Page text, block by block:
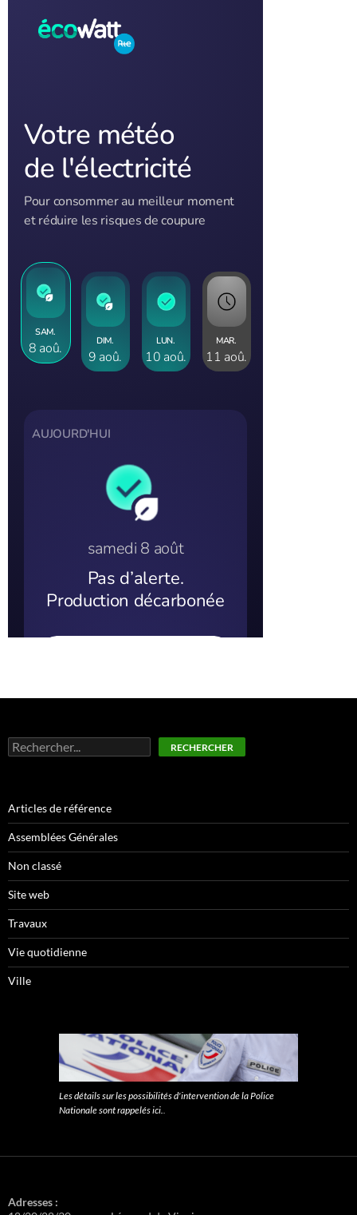
Rechercher RECHERCHER
Articles de référence
Assemblées Générales
Non classé
Site web
Travaux
Vie quotidienne
Ville
Les détails sur les possibilités d'intervention de la Police
Nationale sont rappelés ici..
Adresses :